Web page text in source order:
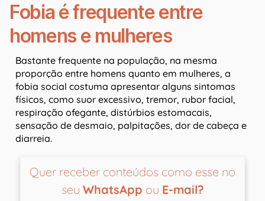
Fobia é frequente entre
homens e mulheres
Bastante frequente na população, na mesma
proporção entre homens quanto em mulheres, a
fobia social costuma apresentar alguns sintomas
físicos, como suor excessivo, tremor, rubor facial,
respiração ofegante, distúrbios estomacais,
sensação de desmaio, palpitações, dor de cabeça e
diarreia.
Quer receber conteúdos como esse no
seu WhatsApp ou E-mail?